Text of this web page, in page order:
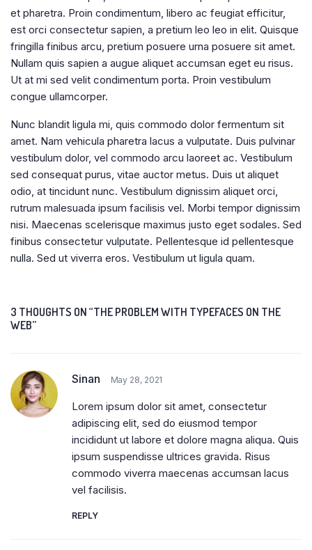
et pharetra. Proin condimentum, libero ac feugiat efficitur,
est orci consectetur sapien, a pretium leo leo in elit. Quisque
fringilla finibus arcu, pretium posuere urna posuere sit amet.
Nullam quis sapien a augue aliquet accumsan eget eu risus.
Ut at mi sed velit condimentum porta. Proin vestibulum
congue ullamcorper.
Nunc blandit ligula mi, quis commodo dolor fermentum sit
amet. Nam vehicula pharetra lacus a vulputate. Duis pulvinar
vestibulum dolor, vel commodo arcu laoreet ac. Vestibulum
sed consequat purus, vitae auctor metus. Duis ut aliquet
odio, at tincidunt nunc. Vestibulum dignissim aliquet orci,
rutrum malesuada ipsum facilisis vel. Morbi tempor dignissim
nisi. Maecenas scelerisque maximus justo eget sodales. Sed
finibus consectetur vulputate. Pellentesque id pellentesque
nulla. Sed ut viverra eros. Vestibulum ut ligula quam.
3 THOUGHTS ON “THE PROBLEM WITH TYPEFACES ON THE
WEB”
Sinan May 28, 2021
Lorem ipsum dolor sit amet, consectetur
adipiscing elit, sed do eiusmod tempor
incididunt ut labore et dolore magna aliqua. Quis
ipsum suspendisse ultrices gravida. Risus
commodo viverra maecenas accumsan lacus
vel facilisis.
REPLY